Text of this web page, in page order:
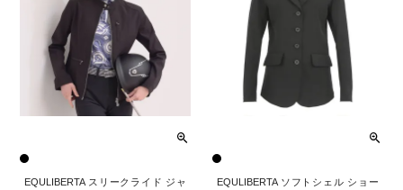
EQULIBERTA スリークライド ジャ
EQULIBERTA ソフトシェル ショー